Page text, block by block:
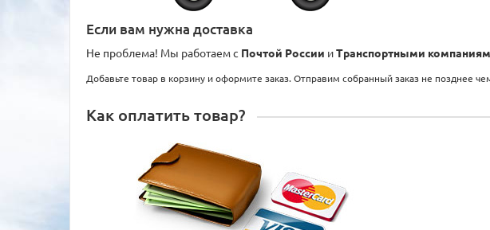
Если вам нужна доставка
Не проблема! Мы работаем с Почтой России иТранспортными
Добавьте товар в корзину и оформите заказ. Отправим собранный заказ не позднее
Как оплатить товар?